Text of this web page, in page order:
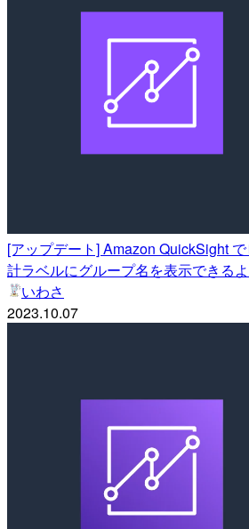
[アップデート] Amazon QuickSight
計ラベルにグループ名を表示できる
いわさ
2023.10.07